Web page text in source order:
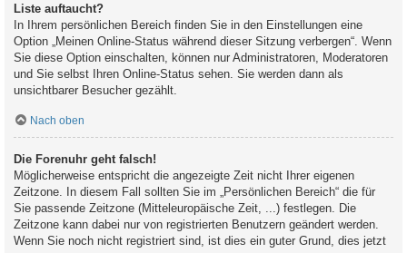
Liste auftaucht?
In Ihrem persönlichen Bereich finden Sie in den Einstellungen eine
Option „Meinen Online-Status während dieser Sitzung verbergen“. Wenn
Sie diese Option einschalten, können nur Administratoren, Moderatoren
und Sie selbst Ihren Online-Status sehen. Sie werden dann als
unsichtbarer Besucher gezählt.
Nach oben
Die Forenuhr geht falsch!
Möglicherweise entspricht die angezeigte Zeit nicht Ihrer eigenen
Zeitzone. In diesem Fall sollten Sie im „Persönlichen Bereich“ die für
Sie passende Zeitzone (Mitteleuropäische Zeit, ...) festlegen. Die
Zeitzone kann dabei nur von registrierten Benutzern geändert werden.
Wenn Sie noch nicht registriert sind, ist dies ein guter Grund, dies jetzt